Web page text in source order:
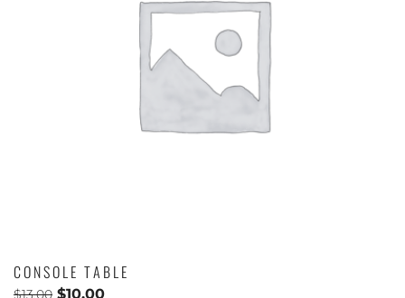
CONSOLE TABLE
$13.00 $10.00